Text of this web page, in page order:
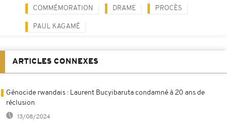
COMMÉMORATION DRAME PROCÈS
PAUL KAGAMÉ
ARTICLES CONNEXES
Génocide rwandais : Laurent Bucyibaruta condamné à 20 ans de
réclusion
13/08/2024